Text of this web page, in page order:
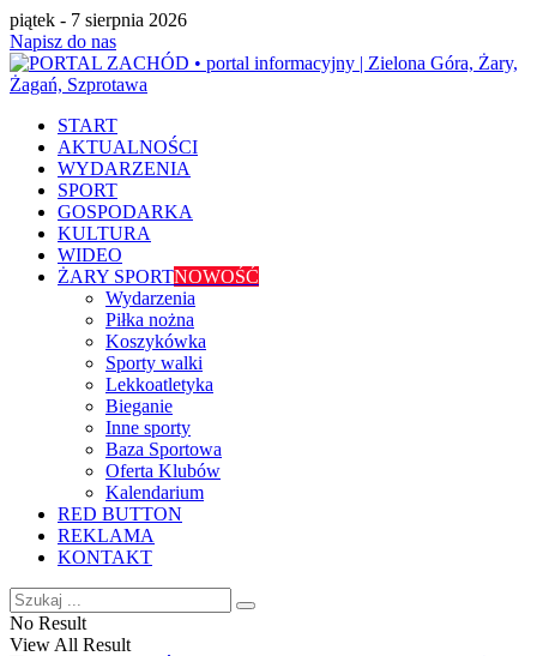
piątek - 7 sierpnia 2026
Napisz do nas
START
AKTUALNOŚCI
WYDARZENIA
SPORT
GOSPODARKA
KULTURA
WIDEO
ŻARY SPORTNOWOŚĆ
Wydarzenia
Piłka nożna
Koszykówka
Sporty walki
Lekkoatletyka
Bieganie
Inne sporty
Baza Sportowa
Oferta Klubów
Kalendarium
RED BUTTON
REKLAMA
KONTAKT
No Result
View All Result